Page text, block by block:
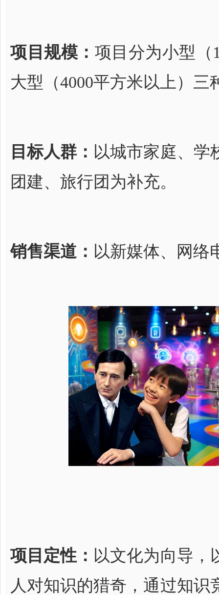
项目规模： 项目分为小型（
大型（4000平方米以上）
目标人群： 以城市家庭、学
团建、旅行团为补充。
销售渠道： 以新媒体、网络
项目定性： 以文化为向导，
人对知识的猎奇，通过知